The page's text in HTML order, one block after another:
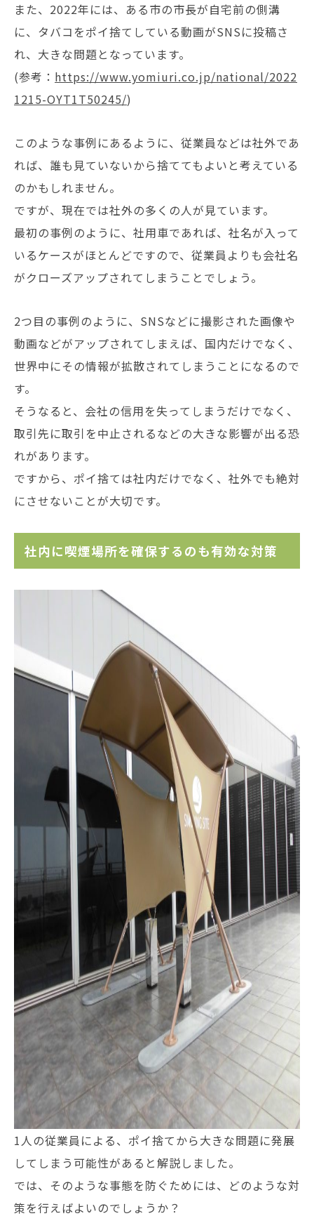
また、2022年には、ある市の市長が自宅前の側溝
に、タバコをポイ捨てしている動画がSNSに投稿さ
れ、大きな問題となっています。
(参考： https://www.yomiuri.co.jp/national/2022
1215-OYT1T50245/)
このような事例にあるように、従業員などは社外であ
れば、誰も見ていないから捨ててもよいと考えている
のかもしれません。
ですが、現在では社外の多くの人が見ています。
最初の事例のように、社用車であれば、社名が入って
いるケースがほとんどですので、従業員よりも会社名
がクローズアップされてしまうことでしょう。
2つ目の事例のように、SNSなどに撮影された画像や
動画などがアップされてしまえば、国内だけでなく、
世界中にその情報が拡散されてしまうことになるので
す。
そうなると、会社の信用を失ってしまうだけでなく、
取引先に取引を中止されるなどの大きな影響が出る恐
れがあります。
ですから、ポイ捨ては社内だけでなく、社外でも絶対
にさせないことが大切です。
社内に喫煙場所を確保するのも有効な対策
1人の従業員による、ポイ捨てから大きな問題に発展
してしまう可能性があると解説しました。
では、そのような事態を防ぐためには、どのような対
策を行えばよいのでしょうか？